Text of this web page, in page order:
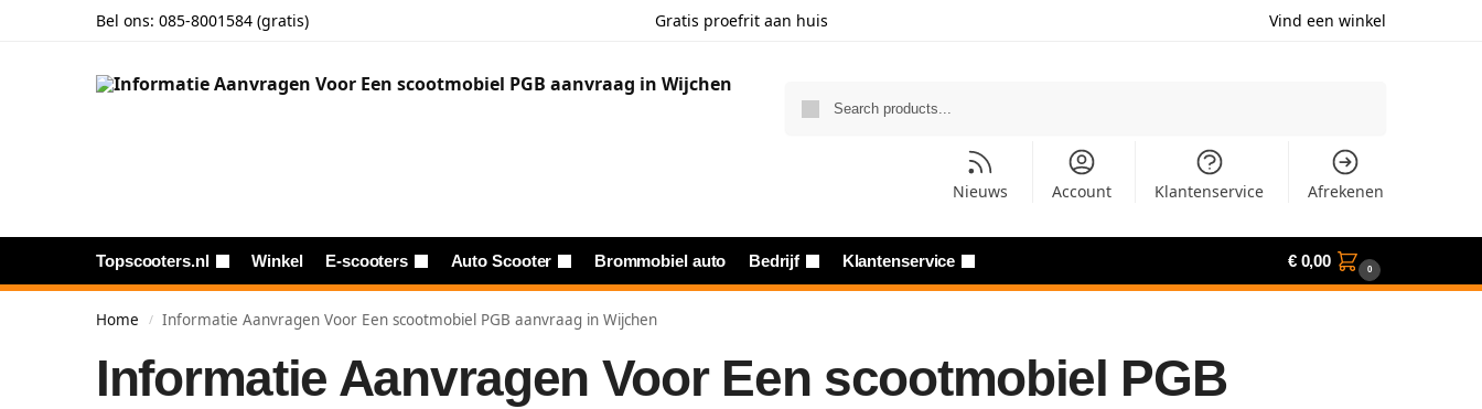
Bel ons: 085-8001584 (gratis) Gratis proefrit aan huis Vind een winkel
Nieuws Account Klantenservice Afrekenen
Topscooters.nl Winkel E-scooters Auto Scooter Brommobiel auto Bedrijf Klantenservice €0,00 0
Home / Informatie Aanvragen Voor Een scootmobiel PGB aanvraag in Wijchen
Informatie Aanvragen Voor Een scootmobiel PGB